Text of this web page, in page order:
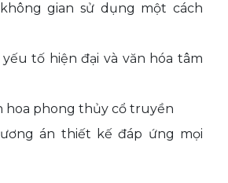
gian sử dụng một cách
yếu tố hiện đại và văn hóa tâm
hoa phong thủy cổ truyền
án thiết kế đáp ứng mọi